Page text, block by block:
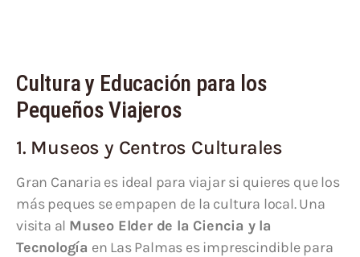
Cultura y Educación para los
Pequeños Viajeros
1. Museos y Centros Culturales
Gran Canaria es ideal para viajar si quieres que los
más peques se empapen de la cultura local. Una
visita al Museo Elder de la Ciencia y la
Tecnología en Las Palmas es imprescindible para